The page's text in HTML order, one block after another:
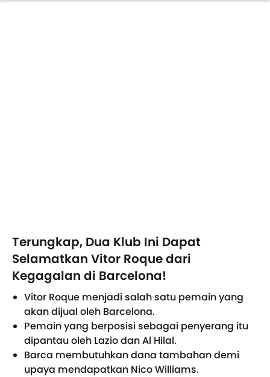
Terungkap, Dua Klub Ini Dapat
Selamatkan Vitor Roque dari
Kegagalan di Barcelona!
Vitor Roque menjadi salah satu pemain yang
akan dijual oleh Barcelona.
Pemain yang berposisi sebagai penyerang itu
dipantau oleh Lazio dan Al Hilal.
Barca membutuhkan dana tambahan demi
upaya mendapatkan Nico Williams.